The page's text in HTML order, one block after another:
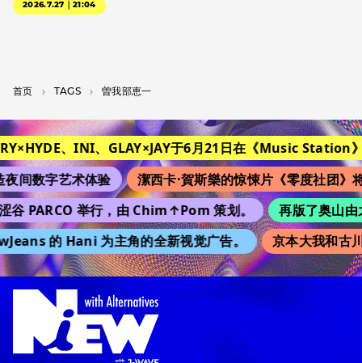
2026.7.27｜21:04
首页 T­A­G­S 曽我部恵一
、INI、GLAY×JAY于6月21日在《Music Station》
数字艺术体验
潔西卡·賀斯樂的惊悚片《零度社团》将
PARCO 举行，由 Chim↑Pom 策划。
再版了奥山由
的 Hani 为主角的全新视觉广告。
京本大我和古川